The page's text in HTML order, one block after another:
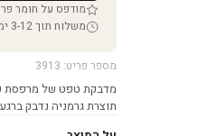
מודפס על חומר
משלוח תוך 3-12 ימי עסקים
מספר פריט: 3913
מדבקת טפט של מרפסת
תוצרת גרמניה נדבק